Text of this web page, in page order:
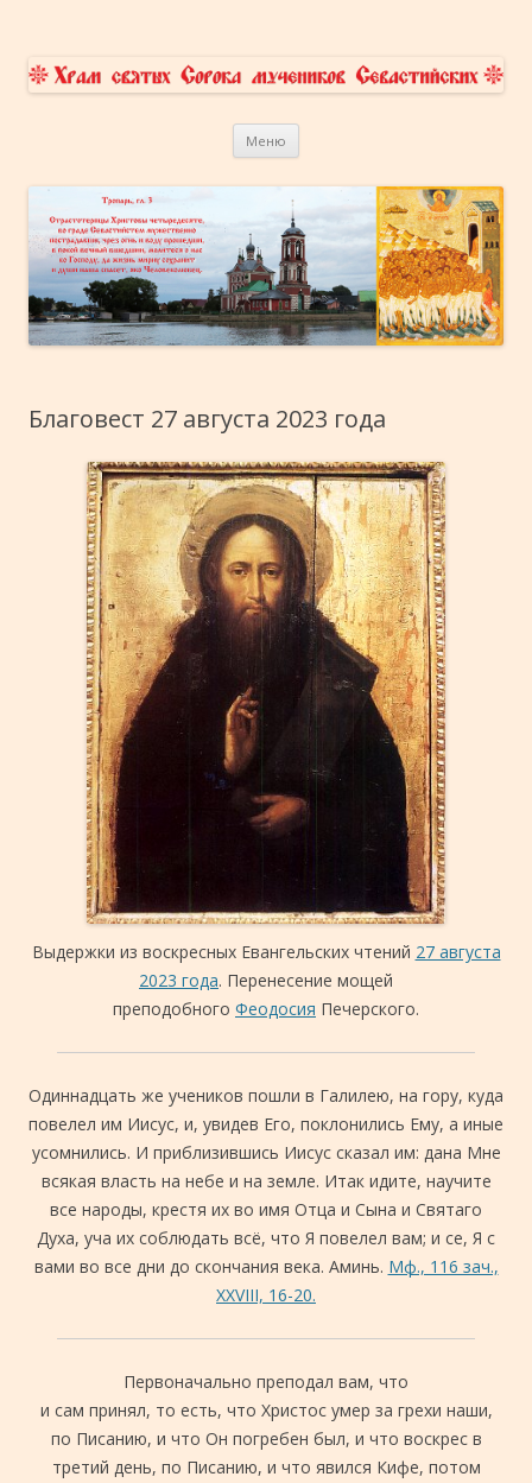
Севастийских в Переславле-
Залесском
Меню
Благовест 27 августа 2023 года
Выдержки из воскресных Евангельских чтений 27 августа
2023 года. Перенесение мощей
преподобного Феодосия Печерского.
Одиннадцать же учеников пошли в Галилею, на гору, куда
повелел им Иисус, и, увидев Его, поклонились Ему, а иные
усомнились. И приблизившись Иисус сказал им: дана Мне
всякая власть на небе и на земле. Итак идите, научите
все народы, крестя их во имя Отца и Сына и Святаго
Духа, уча их соблюдать всё, что Я повелел вам; и се, Я с
вами во все дни до скончания века. Аминь. Мф., 116 зач.,
XXVIII, 16-20.
Первоначально преподал вам, что
и сам принял, то есть, что Христос умер за грехи наши,
по Писанию, и что Он погребен был, и что воскрес в
третий день, по Писанию, и что явился Кифе, потом